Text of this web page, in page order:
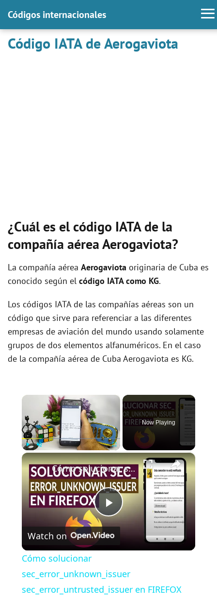
Códigos internacionales
Código IATA de Aerogaviota
¿Cuál es el código IATA de la
compañía aérea Aerogaviota?
La compañía aérea Aerogaviota originaria de Cuba es
conocido según el código IATA como KG.
Los códigos IATA de las compañías aéreas son un
código que sirve para referenciar a las diferentes
empresas de aviación del mundo usando solamente
grupos de dos elementos alfanuméricos. En el caso
de la compañía aérea de Cuba Aerogaviota es KG.
×
Now Playing
×
P
a
Cómo solucionar sec_error_unknown_issuer sec_error_untrusted_issuer en FIREFOX
Watch on
Cómo solucionar
sec_error_unknown_issuer
sec_error_untrusted_issuer en FIREFOX